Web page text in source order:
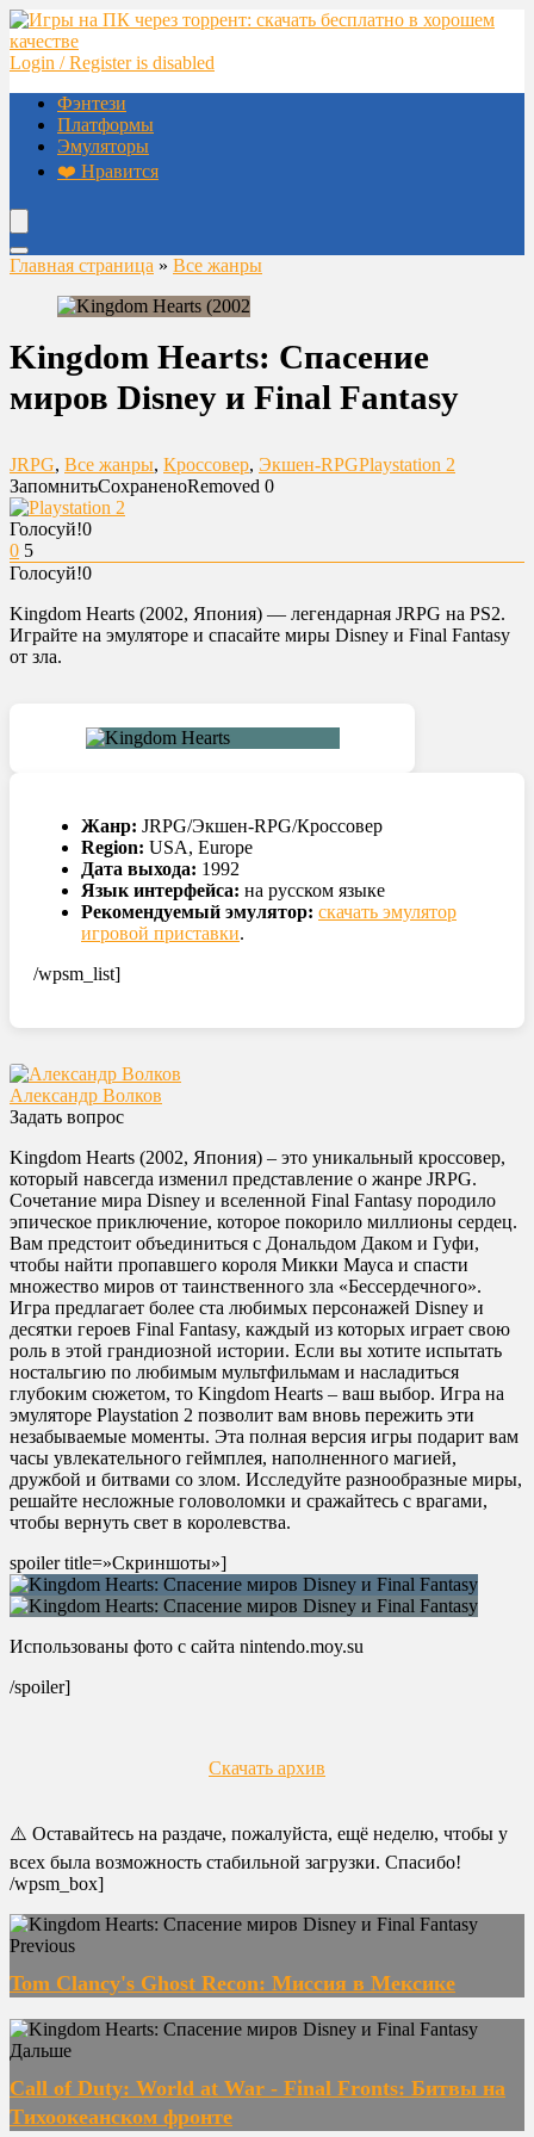
Login / Register is disabled
Фэнтези
Платформы
Эмуляторы
❤️ Нравится
Главная страница » Все жанры
Kingdom Hearts: Спасение
миров Disney и Final Fantasy
JRPG, Все жанры, Кроссовер, Экшен-RPGPlaystation 2
ЗапомнитьСохраненоRemoved 0
Голосуй!0
0 5
Голосуй!0
Kingdom Hearts (2002, Япония) — легендарная JRPG на PS2.
Играйте на эмуляторе и спасайте миры Disney и Final Fantasy
от зла.
Жанр: JRPG/Экшен-RPG/Кроссовер
Region: USA, Europe
Дата выхода: 1992
Язык интерфейса: на русском языке
Рекомендуемый эмулятор: скачать эмулятор
игровой приставки.
/wpsm_list]
Александр Волков
Задать вопрос
Kingdom Hearts (2002, Япония) – это уникальный кроссовер,
который навсегда изменил представление о жанре JRPG.
Сочетание мира Disney и вселенной Final Fantasy породило
эпическое приключение, которое покорило миллионы сердец.
Вам предстоит объединиться с Дональдом Даком и Гуфи,
чтобы найти пропавшего короля Микки Мауса и спасти
множество миров от таинственного зла «Бессердечного».
Игра предлагает более ста любимых персонажей Disney и
десятки героев Final Fantasy, каждый из которых играет свою
роль в этой грандиозной истории. Если вы хотите испытать
ностальгию по любимым мультфильмам и насладиться
глубоким сюжетом, то Kingdom Hearts – ваш выбор. Игра на
эмуляторе Playstation 2 позволит вам вновь пережить эти
незабываемые моменты. Эта полная версия игры подарит вам
часы увлекательного геймплея, наполненного магией,
дружбой и битвами со злом. Исследуйте разнообразные миры,
решайте несложные головоломки и сражайтесь с врагами,
чтобы вернуть свет в королевства.
spoiler title=»Скриншоты»]
Использованы фото с сайта nintendo.moy.su
/spoiler]
Скачать архив
⚠️ Оставайтесь на раздаче, пожалуйста, ещё неделю, чтобы у
всех была возможность стабильной загрузки. Спасибо!
/wpsm_box]
Previous
Tom Clancy's Ghost Recon: Миссия в Мексике
Дальше
Call of Duty: World at War - Final Fronts: Битвы на
Тихоокеанском фронте